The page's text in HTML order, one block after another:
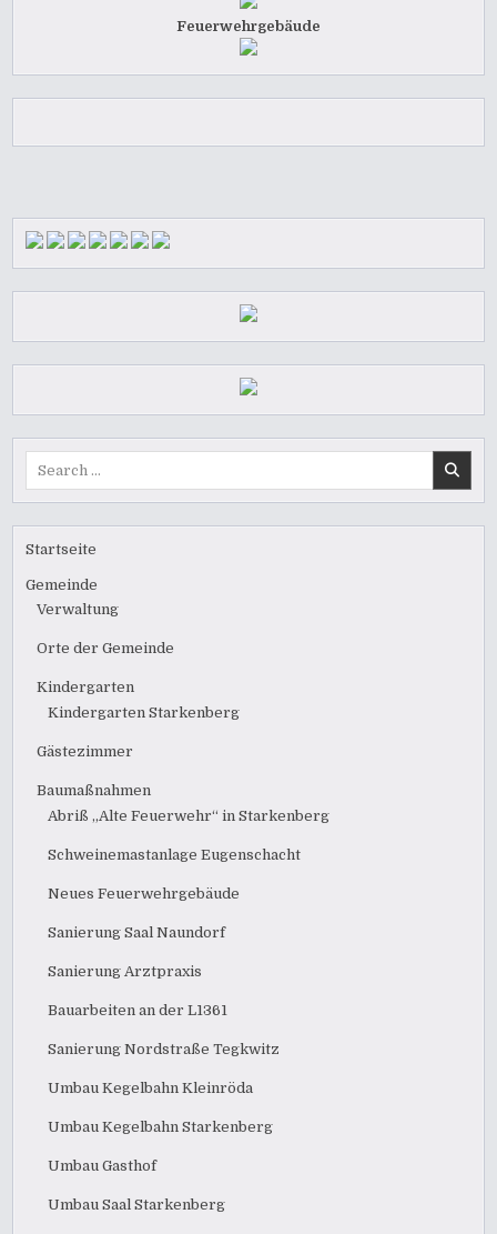
Feuerwehrgebäude
Startseite
Gemeinde
Verwaltung
Orte der Gemeinde
Kindergarten
Kindergarten Starkenberg
Gästezimmer
Baumaßnahmen
Abriß „Alte Feuerwehr“ in Starkenberg
Schweinemastanlage Eugenschacht
Neues Feuerwehrgebäude
Sanierung Saal Naundorf
Sanierung Arztpraxis
Bauarbeiten an der L1361
Sanierung Nordstraße Tegkwitz
Umbau Kegelbahn Kleinröda
Umbau Kegelbahn Starkenberg
Umbau Gasthof
Umbau Saal Starkenberg